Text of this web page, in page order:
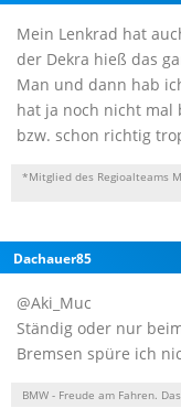
Mein Lenkrad hat
der Dekra hieß das
Man und dann hab
hat ja noch nicht mal
bzw. schon richtig
*Mitglied des Regioalteams
Dachauer85
@Aki_Muc
Ständig oder nur
Bremsen spüre ich
BMW - Freude am Fahren.